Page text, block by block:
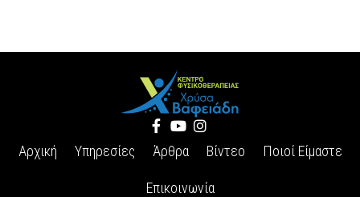
Αρχική Υπηρεσίες Άρθρα Βίντεο Ποιοί Είμαστε
Επικοινωνία